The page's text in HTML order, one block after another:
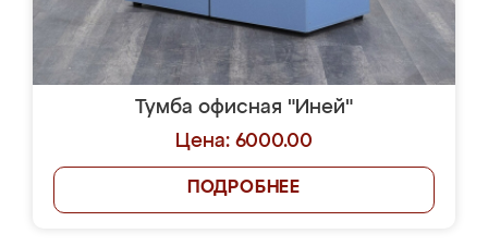
Тумба офисная "Иней"
Цена: 6000.00
ПОДРОБНЕЕ